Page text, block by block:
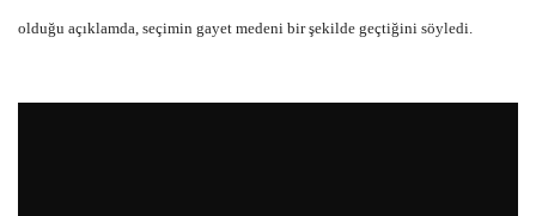
olduğu açıklamda, seçimin gayet medeni bir şekilde geçtiğini söyledi.